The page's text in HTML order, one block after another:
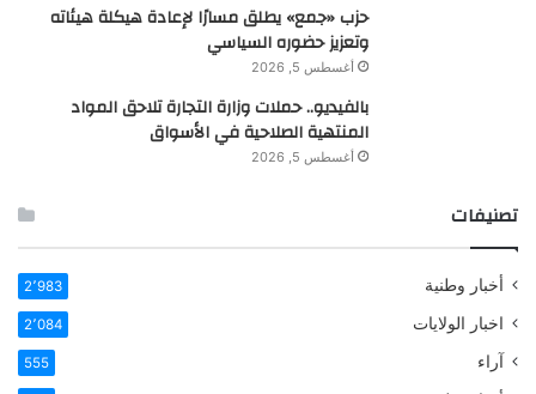
حزب «جمع» يطلق مسارًا لإعادة هيكلة هيئاته
وتعزيز حضوره السياسي
أغسطس 5, 2026
بالفيديو.. حملات وزارة التجارة تلاحق المواد
المنتهية الصلاحية في الأسواق
أغسطس 5, 2026
تصنيفات
أخبار وطنية 2٬983
اخبار الولايات 2٬084
آراء 555